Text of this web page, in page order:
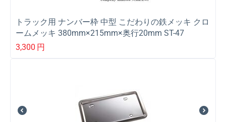
トラック用 ナンバー枠 中型 こだわりの鉄メッキ クロ
ームメッキ 380mm×215mm×奥行20mm ST-47
3,300 円